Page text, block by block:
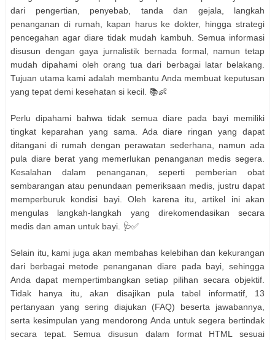
dari pengertian, penyebab, tanda dan gejala, langkah
penanganan di rumah, kapan harus ke dokter, hingga strategi
pencegahan agar diare tidak mudah kambuh. Semua informasi
disusun dengan gaya jurnalistik bernada formal, namun tetap
mudah dipahami oleh orang tua dari berbagai latar belakang.
Tujuan utama kami adalah membantu Anda membuat keputusan
yang tepat demi kesehatan si kecil. 📚👶
Perlu dipahami bahwa tidak semua diare pada bayi memiliki
tingkat keparahan yang sama. Ada diare ringan yang dapat
ditangani di rumah dengan perawatan sederhana, namun ada
pula diare berat yang memerlukan penanganan medis segera.
Kesalahan dalam penanganan, seperti pemberian obat
sembarangan atau penundaan pemeriksaan medis, justru dapat
memperburuk kondisi bayi. Oleh karena itu, artikel ini akan
mengulas langkah-langkah yang direkomendasikan secara
medis dan aman untuk bayi. 🩺✅
Selain itu, kami juga akan membahas kelebihan dan kekurangan
dari berbagai metode penanganan diare pada bayi, sehingga
Anda dapat mempertimbangkan setiap pilihan secara objektif.
Tidak hanya itu, akan disajikan pula tabel informatif, 13
pertanyaan yang sering diajukan (FAQ) beserta jawabannya,
serta kesimpulan yang mendorong Anda untuk segera bertindak
secara tepat. Semua disusun dalam format HTML sesuai